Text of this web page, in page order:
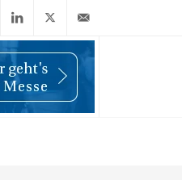
LinkedIn
X
(Twitter)
info@wiwi-